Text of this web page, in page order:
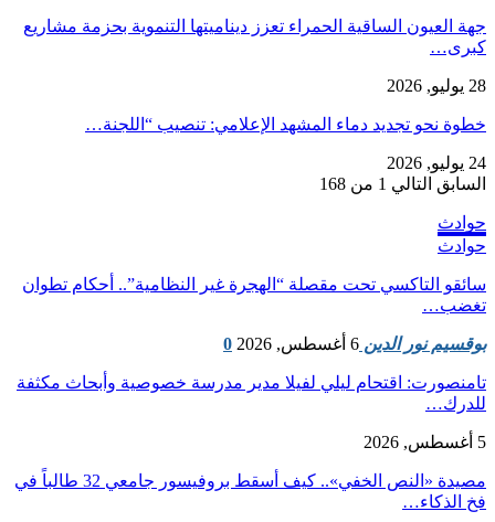
جهة العيون الساقية الحمراء تعزز ديناميتها التنموية بحزمة مشاريع
كبرى…
28 يوليو, 2026
​خطوة نحو تجديد دماء المشهد الإعلامي: تنصيب “اللجنة…
24 يوليو, 2026
السابق التالي 1 من 168
حوادث
حوادث
سائقو التاكسي تحت مقصلة “الهجرة غير النظامية”.. أحكام تطوان
تغضب…
بوقسيم نور الدين 6 أغسطس, 2026 0
تامنصورت: اقتحام ليلي لفيلا مدير مدرسة خصوصية وأبحاث مكثفة
للدرك…
5 أغسطس, 2026
مصيدة «النص الخفي».. كيف أسقط بروفيسور جامعي 32 طالباً في
فخ الذكاء…